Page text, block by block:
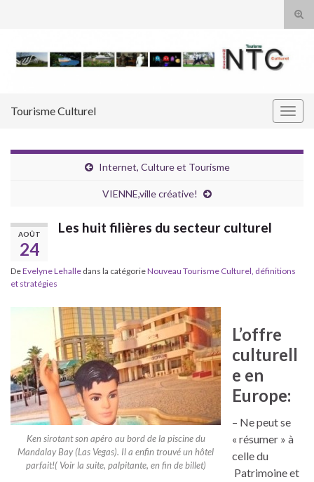
Tourisme Culturel
Internet, Culture et Tourisme
VIENNE,ville créative!
AOÛT
24
Les huit filières du secteur culturel
DeEvelyne Lehalle dans la catégorieNouveau Tourisme Culturel, définitions
et stratégies
Ken sirotant son apéro au bord de la piscine du
Mandalay Bay (Las Vegas). Il a enfin trouvé un hôtel
parfait!( Voir la suite, palpitante, en fin de billet)
L’offre
culturell
e en
Europe:
– Ne peut se
« résumer » à
celle du
Patrimoine et